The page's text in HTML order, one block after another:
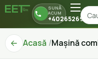
SUNĂ
ACUM
+40265269150
Acasă Mașină